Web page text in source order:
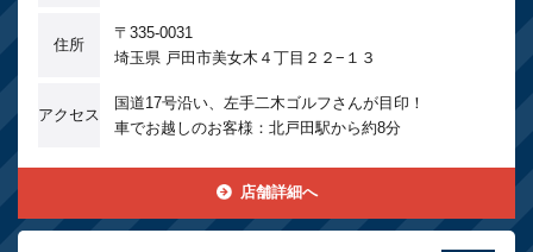
住所
〒335-0031
埼玉県 戸田市美女木４丁目２２−１３
アクセス
国道17号沿い、左手二木ゴルフさんが目印！
車でお越しのお客様：北戸田駅から約8分
店舗詳細へ